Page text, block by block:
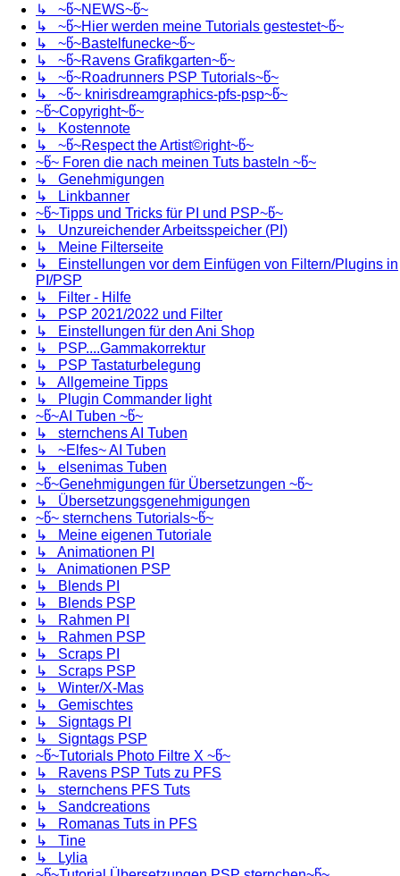
↳ ~წ~NEWS~წ~
↳ ~წ~Hier werden meine Tutorials gestestet~წ~
↳ ~წ~Bastelfunecke~წ~
↳ ~წ~Ravens Grafikgarten~წ~
↳ ~წ~Roadrunners PSP Tutorials~წ~
↳ ~წ~ knirisdreamgraphics-pfs-psp~წ~
~წ~Copyright~წ~
↳ Kostennote
↳ ~წ~Respect the Artist©right~წ~
~წ~ Foren die nach meinen Tuts basteln ~წ~
↳ Genehmigungen
↳ Linkbanner
~წ~Tipps und Tricks für PI und PSP~წ~
↳ Unzureichender Arbeitsspeicher (PI)
↳ Meine Filterseite
↳ Einstellungen vor dem Einfügen von Filtern/Plugins in
PI/PSP
↳ Filter - Hilfe
↳ PSP 2021/2022 und Filter
↳ Einstellungen für den Ani Shop
↳ PSP....Gammakorrektur
↳ PSP Tastaturbelegung
↳ Allgemeine Tipps
↳ Plugin Commander light
~წ~AI Tuben ~წ~
↳ sternchens AI Tuben
↳ ~Elfes~ AI Tuben
↳ elsenimas Tuben
~წ~Genehmigungen für Übersetzungen ~წ~
↳ Übersetzungsgenehmigungen
~წ~ sternchens Tutorials~წ~
↳ Meine eigenen Tutoriale
↳ Animationen PI
↳ Animationen PSP
↳ Blends PI
↳ Blends PSP
↳ Rahmen PI
↳ Rahmen PSP
↳ Scraps PI
↳ Scraps PSP
↳ Winter/X-Mas
↳ Gemischtes
↳ Signtags PI
↳ Signtags PSP
~წ~Tutorials Photo Filtre X ~წ~
↳ Ravens PSP Tuts zu PFS
↳ sternchens PFS Tuts
↳ Sandcreations
↳ Romanas Tuts in PFS
↳ Tine
↳ Lylia